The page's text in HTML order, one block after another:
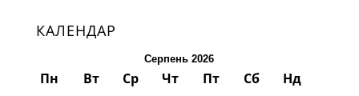
КАЛЕНДАР
Серпень 2026
Пн Вт Ср Чт Пт Сб
Нд